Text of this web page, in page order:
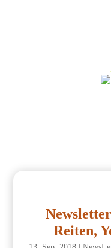
Reiten,